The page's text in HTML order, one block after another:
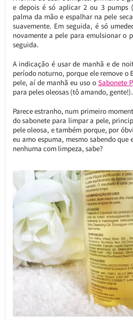
e depois é só aplicar 2 ou 3 pumps
palma da mão e espalhar na pele
suavemente. Em seguida, é só
novamente a pele para emulsionar o
seguida.
A indicação é usar de manhã e de
período noturno, porque ele remove o
pele, aí de manhã eu uso oSabonete
para peles oleosas (tô amando, gente!).
Parece estranho, num primeiro
do sabonete para limpar a pele,
pele oleosa, e também porque, por
eu amo espuma, mesmo sabendo
nenhuma com limpeza, sabe?